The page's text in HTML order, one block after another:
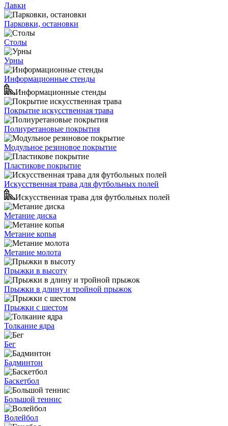
Лавки
Парковки, остановки
Столы
Урны
Информационные стенды
Информационные стенды
Покрытие искусственная трава
Полиуретановые покрытия
Модульное резиновое покрытие
Пластикове покрытие
Искусственная трава для футбольных полей
Искусственная трава для футбольных полей
Метание диска
Метание копья
Метание молота
Прыжки в высоту
Прыжки в длину и тройной прыжок
Прыжки с шестом
Толкание ядра
Бег
Бадминтон
Баскетбол
Большой теннис
Волейбол